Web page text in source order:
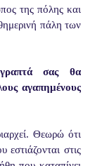
της πόλης και
πάλη των
σας θα
αγαπημένους
Θεωρώ ότι
εστιάζονται στις